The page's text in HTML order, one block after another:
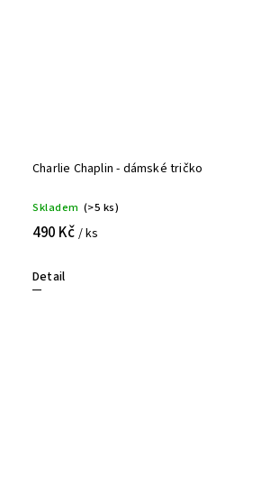
Charlie Chaplin - dámské tričko
Skladem (>5 ks)
490 Kč / ks
Detail